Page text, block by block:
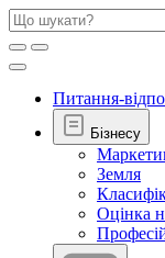
Питання-
Бізнесу
Земля
Оцінка